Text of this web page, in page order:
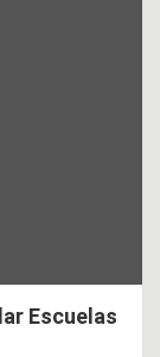
Escuelas